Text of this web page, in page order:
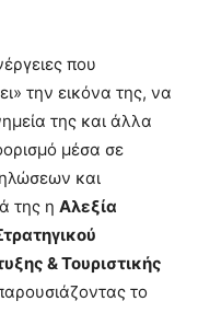
που
την εικόνα της, να
της και άλλα
μέσα σε
και
της η Αλεξία
& Τουριστικής
το